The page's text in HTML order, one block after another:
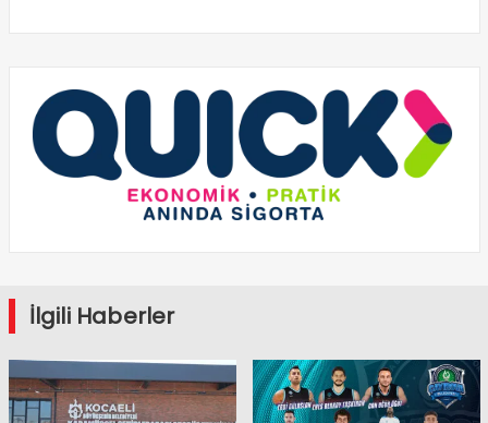
İlgili Haberler